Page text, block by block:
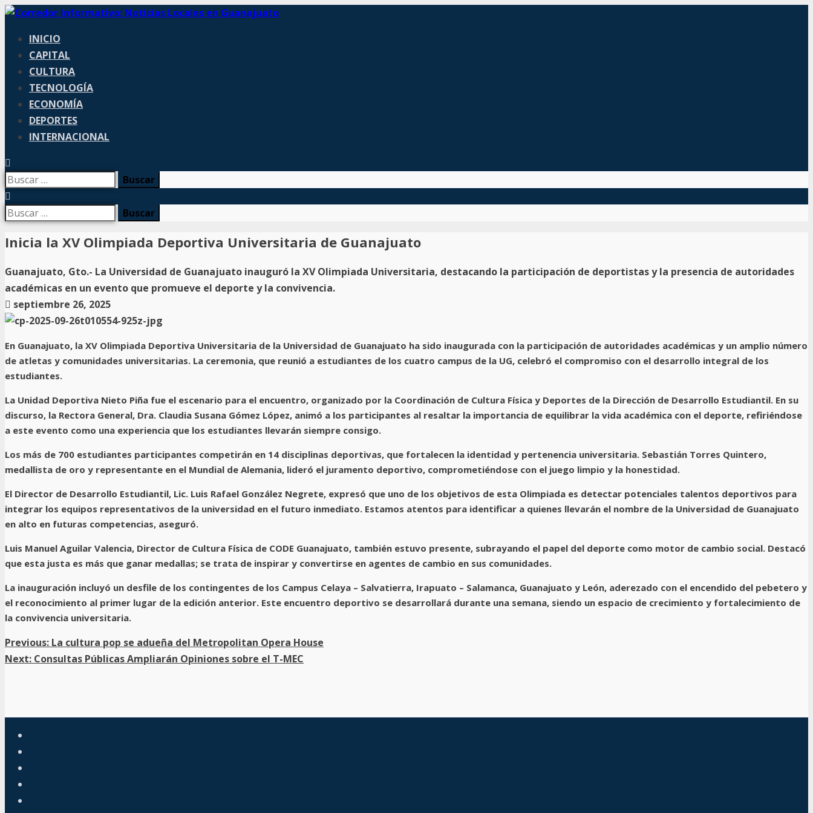
INICIO
CAPITAL
CULTURA
TECNOLOGÍA
ECONOMÍA
DEPORTES
INTERNACIONAL
Inicia la XV Olimpiada Deportiva Universitaria de Guanajuato
Guanajuato, Gto.- La Universidad de Guanajuato inauguró la XV Olimpiada Universitaria, destacando la participación de deportistas y la presencia de autoridades
académicas en un evento que promueve el deporte y la convivencia.
septiembre 26, 2025
En Guanajuato, la XV Olimpiada Deportiva Universitaria de la Universidad de Guanajuato ha sido inaugurada con la participación de autoridades académicas y un amplio número
de atletas y comunidades universitarias. La ceremonia, que reunió a estudiantes de los cuatro campus de la UG, celebró el compromiso con el desarrollo integral de los
estudiantes.
La Unidad Deportiva Nieto Piña fue el escenario para el encuentro, organizado por la Coordinación de Cultura Física y Deportes de la Dirección de Desarrollo Estudiantil. En su
discurso, la Rectora General, Dra. Claudia Susana Gómez López, animó a los participantes al resaltar la importancia de equilibrar la vida académica con el deporte, refiriéndose
a este evento como una experiencia que los estudiantes llevarán siempre consigo.
Los más de 700 estudiantes participantes competirán en 14 disciplinas deportivas, que fortalecen la identidad y pertenencia universitaria. Sebastián Torres Quintero,
medallista de oro y representante en el Mundial de Alemania, lideró el juramento deportivo, comprometiéndose con el juego limpio y la honestidad.
El Director de Desarrollo Estudiantil, Lic. Luis Rafael González Negrete, expresó que uno de los objetivos de esta Olimpiada es detectar potenciales talentos deportivos para
integrar los equipos representativos de la universidad en el futuro inmediato. Estamos atentos para identificar a quienes llevarán el nombre de la Universidad de Guanajuato
en alto en futuras competencias, aseguró.
Luis Manuel Aguilar Valencia, Director de Cultura Física de CODE Guanajuato, también estuvo presente, subrayando el papel del deporte como motor de cambio social. Destacó
que esta justa es más que ganar medallas; se trata de inspirar y convertirse en agentes de cambio en sus comunidades.
La inauguración incluyó un desfile de los contingentes de los Campus Celaya – Salvatierra, Irapuato – Salamanca, Guanajuato y León, aderezado con el encendido del pebetero y
el reconocimiento al primer lugar de la edición anterior. Este encuentro deportivo se desarrollará durante una semana, siendo un espacio de crecimiento y fortalecimiento de
la convivencia universitaria.
Previous: La cultura pop se adueña del Metropolitan Opera House
Next: Consultas Públicas Ampliarán Opiniones sobre el T-MEC